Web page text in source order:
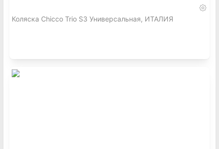
Коляска Chicco Trio S3 Универсальная, ИТАЛИЯ